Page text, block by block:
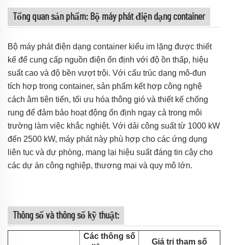
Tổng quan sản phẩm: Bộ máy phát điện dạng container
Bộ máy phát điện dạng container kiểu im lặng được thiết
kế để cung cấp nguồn điện ổn định với độ ồn thấp, hiệu
suất cao và độ bền vượt trội. Với cấu trúc dạng mô-đun
tích hợp trong container, sản phẩm kết hợp công nghệ
cách âm tiên tiến, tối ưu hóa thông gió và thiết kế chống
rung để đảm bảo hoạt động ổn định ngay cả trong môi
trường làm việc khắc nghiệt. Với dải công suất từ 1000 kW
đến 2500 kW, máy phát này phù hợp cho các ứng dụng
liên tục và dự phòng, mang lại hiệu suất đáng tin cậy cho
các dự án công nghiệp, thương mại và quy mô lớn.
Thông số và thông số kỹ thuật:
Các thông số
Giá trị tham số